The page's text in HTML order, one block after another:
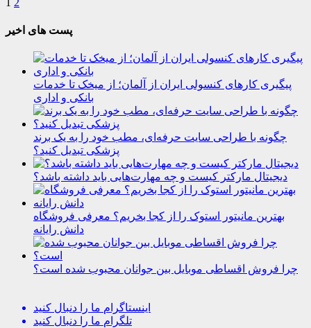
پست های اخیر
پیگیری کارهای کنسولی ایران از آلمان؛ از میخک تا خدمات
بانکی و اداری
چگونه با طراحی سایت حرفه‌ای، مطب خود را به یک برند
پزشکی تبدیل کنید؟
دیجیتال مارکتر کیست و چه مهارت‌هایی باید داشته باشد؟
بهترین مانیتور استوک را از کجا بخریم؟ معرفی فروشگاه
دانش رایانه
چرا فروش اقساطی موبایل بین جوانان محبوب شده است؟
اینستاگرام ما را دنبال کنید
تلگرام ما را دنبال کنید